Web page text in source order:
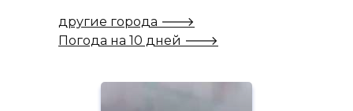
другие города 🡒
Погода на 10 дней 🡒